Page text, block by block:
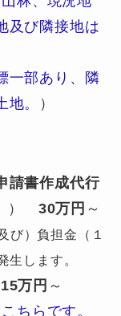
及び隣接地は
一部あり、隣
。
）
請書作成代行
） 30万円 ～
）負担金（１
生します。
15万円 ～
ちらです。